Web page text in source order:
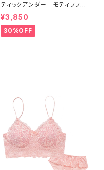
ティックアンダー モティフフル
ール ブラジャー（ブルー）D22
55
¥3,850
30%OFF